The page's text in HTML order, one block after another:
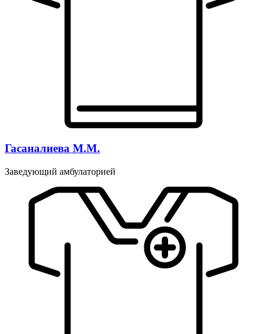
Гасаналиева М.М.
Заведующий амбулаторией